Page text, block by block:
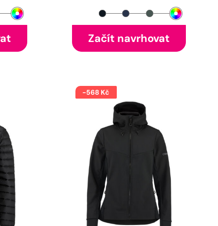
Začít navrhovat
-568 Kč